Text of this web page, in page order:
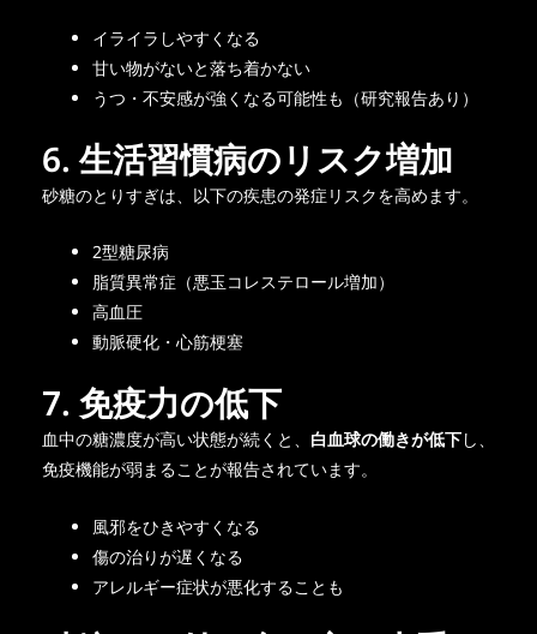
イライラしやすくなる
甘い物がないと落ち着かない
うつ・不安感が強くなる可能性も（研究報告あり）
6. 生活習慣病のリスク増加
砂糖のとりすぎは、以下の疾患の発症リスクを高めます。
2型糖尿病
脂質異常症（悪玉コレステロール増加）
高血圧
動脈硬化・心筋梗塞
7. 免疫力の低下
血中の糖濃度が高い状態が続くと、 白血球の働きが低下し、
免疫機能が弱まることが報告されています。
風邪をひきやすくなる
傷の治りが遅くなる
アレルギー症状が悪化することも